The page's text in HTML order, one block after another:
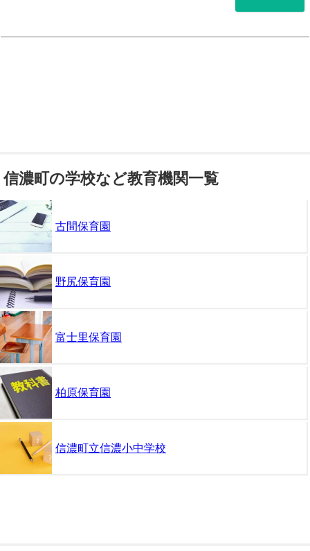
信濃町の学校など教育機関一覧
古間保育園
野尻保育園
富士里保育園
柏原保育園
信濃町立信濃小中学校